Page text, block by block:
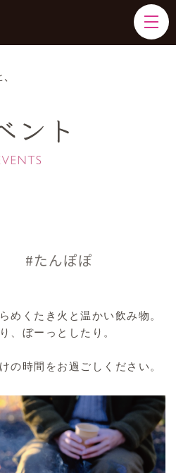
ント
たんぽぽ
めくたき火と温かい飲み物。
、ぼーっとしたり。
の時間をお過ごしください。